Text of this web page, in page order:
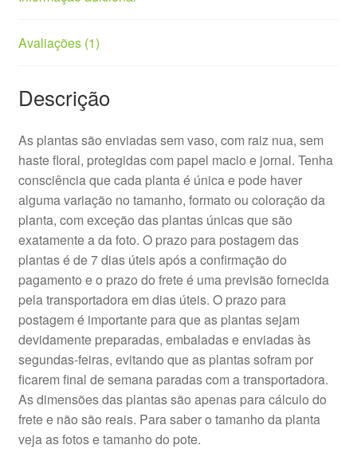
Avaliações (1)
Descrição
As plantas são enviadas sem vaso, com raiz nua, sem
haste floral, protegidas com papel macio e jornal. Tenha
consciência que cada planta é única e pode haver
alguma variação no tamanho, formato ou coloração da
planta, com exceção das plantas únicas que são
exatamente a da foto. O prazo para postagem das
plantas é de 7 dias úteis após a confirmação do
pagamento e o prazo do frete é uma previsão fornecida
pela transportadora em dias úteis. O prazo para
postagem é importante para que as plantas sejam
devidamente preparadas, embaladas e enviadas às
segundas-feiras, evitando que as plantas sofram por
ficarem final de semana paradas com a transportadora.
As dimensões das plantas são apenas para cálculo do
frete e não são reais. Para saber o tamanho da planta
veja as fotos e tamanho do pote.